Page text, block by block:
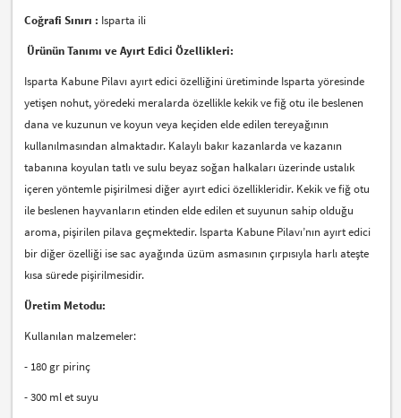
Coğrafi Sınırı : Isparta ili
Ürünün Tanımı ve Ayırt Edici Özellikleri:
Isparta Kabune Pilavı ayırt edici özelliğini üretiminde Isparta yöresinde
yetişen nohut, yöredeki meralarda özellikle kekik ve fiğ otu ile beslenen
dana ve kuzunun ve koyun veya keçiden elde edilen tereyağının
kullanılmasından almaktadır. Kalaylı bakır kazanlarda ve kazanın
tabanına koyulan tatlı ve sulu beyaz soğan halkaları üzerinde ustalık
içeren yöntemle pişirilmesi diğer ayırt edici özellikleridir. Kekik ve fiğ otu
ile beslenen hayvanların etinden elde edilen et suyunun sahip olduğu
aroma, pişirilen pilava geçmektedir. Isparta Kabune Pilavı’nın ayırt edici
bir diğer özelliği ise sac ayağında üzüm asmasının çırpısıyla harlı ateşte
kısa sürede pişirilmesidir.
Üretim Metodu:
Kullanılan malzemeler:
- 180 gr pirinç
- 300 ml et suyu